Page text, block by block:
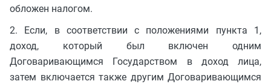
обложен налогом.
2. Если, в соответствии с положениями пункта 1,
доход, который был включен одним
Договаривающимся Государством в доход лица,
затем включается также другим Договаривающимся